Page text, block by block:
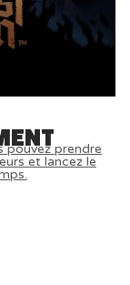
pouvez prendre
et lancez le